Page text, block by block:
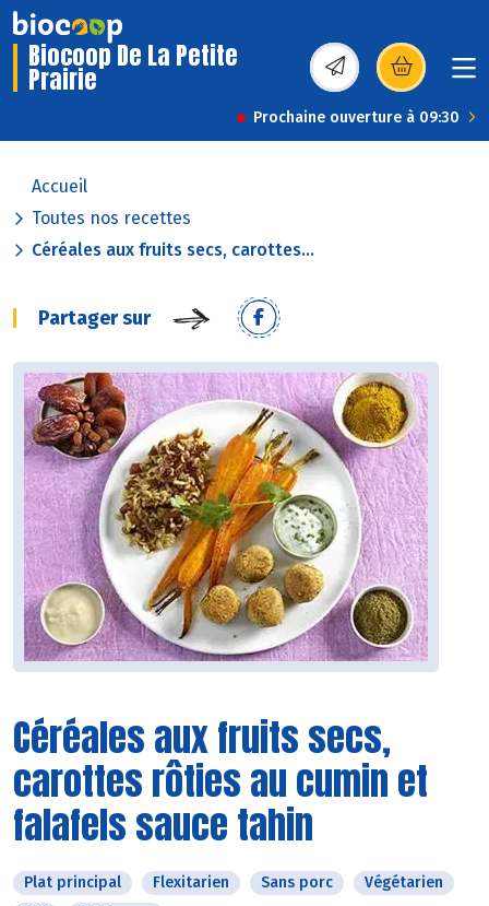
Biocoop De La Petite
Prairie (s’ouvre dans une
Prochaine ouverture à 09:30
Accueil
Toutes nos recettes
Céréales aux fruits secs, carottes...
Partager sur
Céréales aux fruits secs,
carottes rôties au cumin et
falafels sauce tahin
Plat principal Flexitarien Sans porc
Végétarien